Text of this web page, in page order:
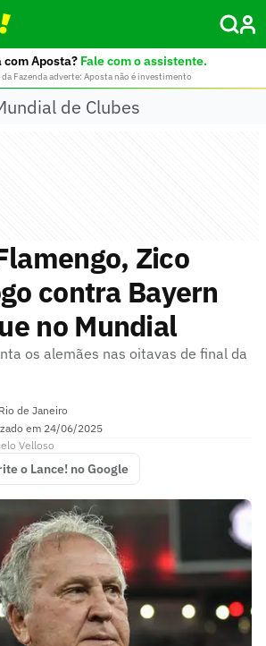
com Aposta? Fale com o assistente.
Fazenda adverte: Aposta não é investimento
de Clubes
Zico
contra Bayern
no Mundial
os alemães nas oitavas de final da
Rio de Janeiro
em 24/06/2025
Velloso
o Lance! no Google